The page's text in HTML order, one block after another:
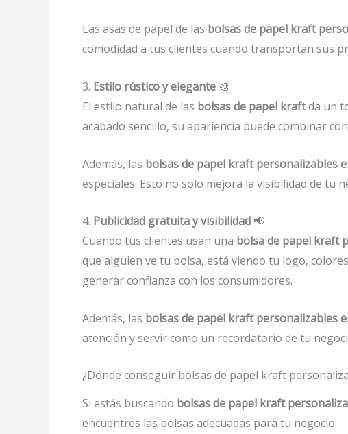
Las asas de papel de las bolsas de papel kraft
comodidad a tus clientes cuando transportan sus
3. Estilo rústico y elegante 🎨
El estilo natural de las bolsas de papel kraftda un
acabado sencillo, su apariencia puede combinar
Además, las bolsas de papel kraft personalizables
especiales. Esto no solo mejora la visibilidad de tu
4. Publicidad gratuita y visibilidad 📢
Cuando tus clientes usan una bolsa de papel kraft
que alguien ve tu bolsa, está viendo tu logo,
generar confianza con los consumidores.
Además, las bolsas de papel kraft personalizables
atención y servir como un recordatorio de tu
¿Dónde conseguir bolsas de papel kraft
Si estás buscando bolsas de papel kraft
encuentres las bolsas adecuadas para tu negocio: